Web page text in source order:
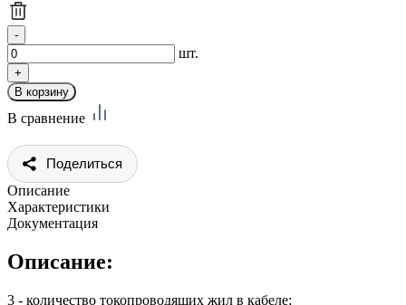
шт.
В сравнение
Поделиться
Описание
Характеристики
Документация
Описание:
3 - количество токопроводящих жил в кабеле;